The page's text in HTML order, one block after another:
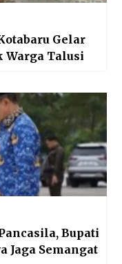
Gelar
Warga Talusi
Bupati
Jaga Semangat